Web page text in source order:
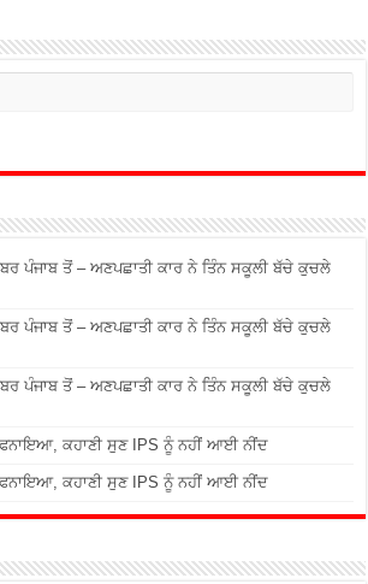
ਪੰਜਾਬ ਤੋਂ – ਅਣਪਛਾਤੀ ਕਾਰ ਨੇ ਤਿੰਨ ਸਕੂਲੀ ਬੱਚੇ ਕੁਚਲੇ
ਪੰਜਾਬ ਤੋਂ – ਅਣਪਛਾਤੀ ਕਾਰ ਨੇ ਤਿੰਨ ਸਕੂਲੀ ਬੱਚੇ ਕੁਚਲੇ
ਪੰਜਾਬ ਤੋਂ – ਅਣਪਛਾਤੀ ਕਾਰ ਨੇ ਤਿੰਨ ਸਕੂਲੀ ਬੱਚੇ ਕੁਚਲੇ
ਕਹਾਣੀ ਸੁਣ IPS ਨੂੰ ਨਹੀਂ ਆਈ ਨੀਂਦ
ਕਹਾਣੀ ਸੁਣ IPS ਨੂੰ ਨਹੀਂ ਆਈ ਨੀਂਦ